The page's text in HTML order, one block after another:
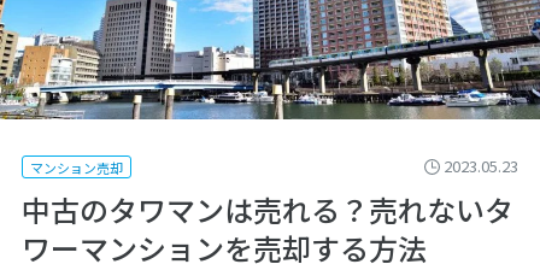
マンション売却 2023.05.23
中古のタワマンは売れる？売れないタ
ワーマンションを売却する方法